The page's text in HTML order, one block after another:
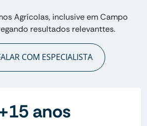
Agrícolas, inclusive em Campo
resultados relevanttes.
COM ESPECIALISTA
anos